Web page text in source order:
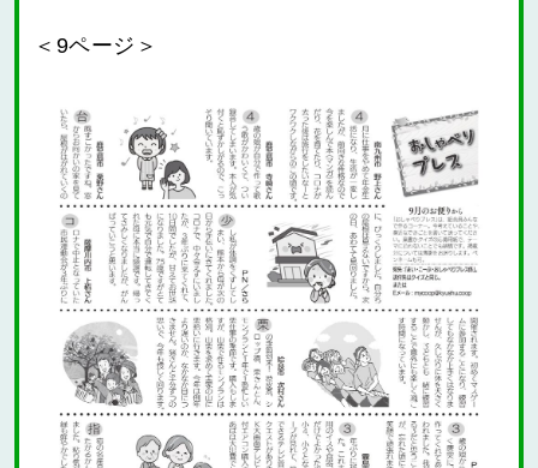
＜9ページ＞